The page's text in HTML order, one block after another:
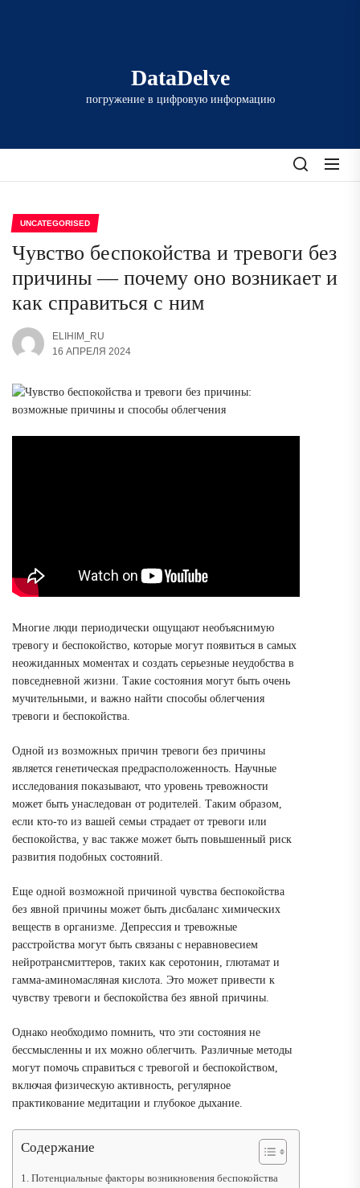
DataDelve
погружение в цифровую информацию
UNCATEGORISED
Чувство беспокойства и тревоги без
причины — почему оно возникает и
как справиться с ним
ELIHIM_RU
16 АПРЕЛЯ 2024
Многие люди периодически ощущают необъяснимую
тревогу и беспокойство, которые могут появиться в самых
неожиданных моментах и создать серьезные неудобства в
повседневной жизни. Такие состояния могут быть очень
мучительными, и важно найти способы облегчения
тревоги и беспокойства.
Одной из возможных причин тревоги без причины
является генетическая предрасположенность. Научные
исследования показывают, что уровень тревожности
может быть унаследован от родителей. Таким образом,
если кто-то из вашей семьи страдает от тревоги или
беспокойства, у вас также может быть повышенный риск
развития подобных состояний.
Еще одной возможной причиной чувства беспокойства
без явной причины может быть дисбаланс химических
веществ в организме. Депрессия и тревожные
расстройства могут быть связаны с неравновесием
нейротрансмиттеров, таких как серотонин, глютамат и
гамма-аминомасляная кислота. Это может привести к
чувству тревоги и беспокойства без явной причины.
Однако необходимо помнить, что эти состояния не
бессмысленны и их можно облегчить. Различные методы
могут помочь справиться с тревогой и беспокойством,
включая физическую активность, регулярное
практикование медитации и глубокое дыхание.
Содержание
Потенциальные факторы возникновения беспокойства